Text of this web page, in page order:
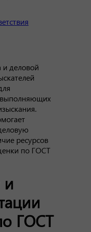
деловой
выполняющих
ресурсов
по ГОСТ
и
ГОСТ